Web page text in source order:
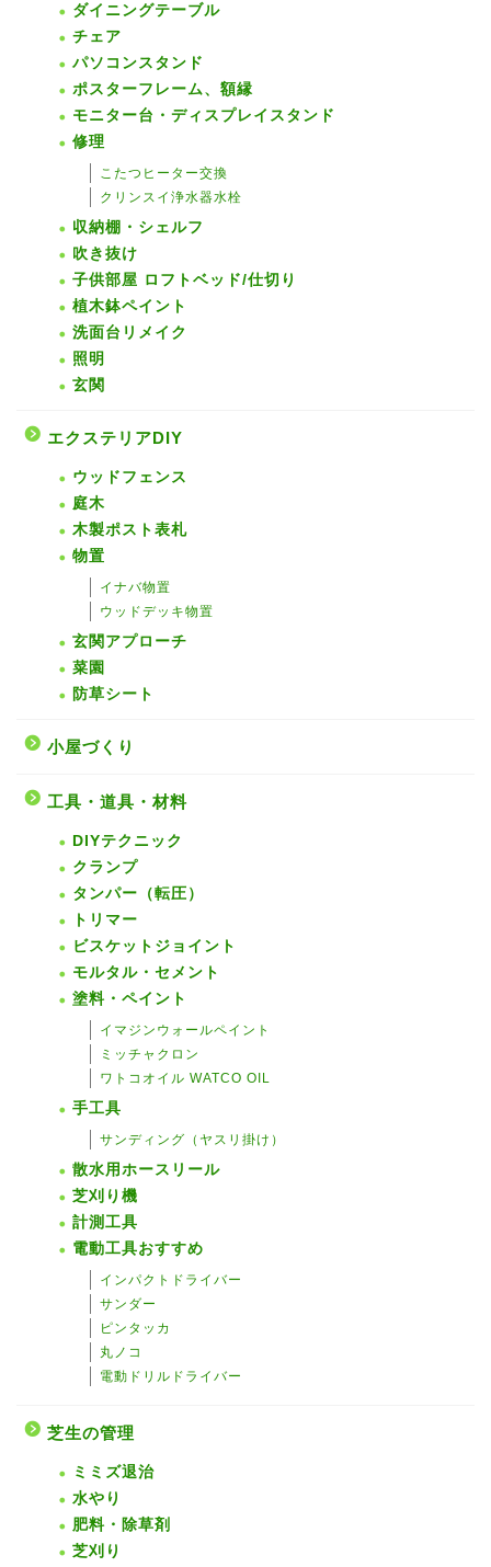
ダイニングテーブル
チェア
パソコンスタンド
ポスターフレーム、額縁
モニター台・ディスプレイスタンド
修理
こたつヒーター交換
クリンスイ浄水器水栓
収納棚・シェルフ
吹き抜け
子供部屋 ロフトベッド/仕切り
植木鉢ペイント
洗面台リメイク
照明
玄関
エクステリアDIY
ウッドフェンス
庭木
木製ポスト表札
物置
イナバ物置
ウッドデッキ物置
玄関アプローチ
菜園
防草シート
小屋づくり
工具・道具・材料
DIYテクニック
クランプ
タンパー（転圧）
トリマー
ビスケットジョイント
モルタル・セメント
塗料・ペイント
イマジンウォールペイント
ミッチャクロン
ワトコオイル WATCO OIL
手工具
サンディング（ヤスリ掛け）
散水用ホースリール
芝刈り機
計測工具
電動工具おすすめ
インパクトドライバー
サンダー
ピンタッカ
丸ノコ
電動ドリルドライバー
芝生の管理
ミミズ退治
水やり
肥料・除草剤
芝刈り